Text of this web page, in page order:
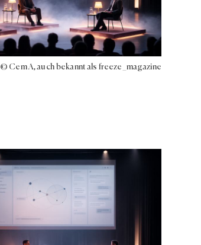
© Cem A, auch bekannt als freeze_magazine